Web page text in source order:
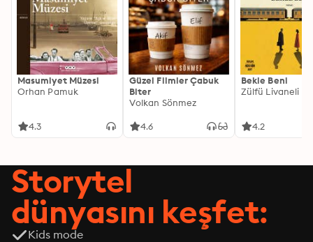
Masumiyet Müzesi
Orhan Pamuk
4.3
Güzel Filmler Çabuk
Biter
Volkan Sönmez
4.6
Bekle Beni
Zülfü Livaneli
4.2
Storytel
dünyasını keşfet:
Kids mode